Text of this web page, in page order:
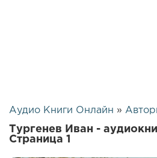
Аудио Книги Онлайн »
Тургенев Иван -
Страница 1